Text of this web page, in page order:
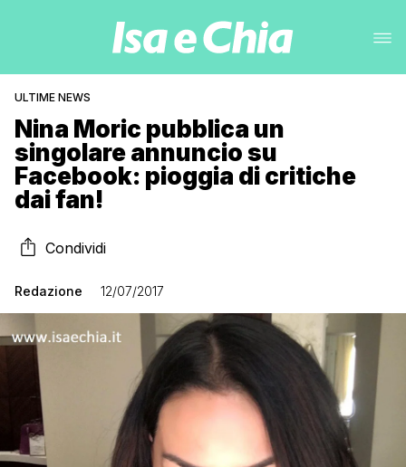
ULTIME NEWS
Nina Moric pubblica un
singolare annuncio su
Facebook: pioggia di critiche
dai fan!
Condividi
Redazione 12/07/2017